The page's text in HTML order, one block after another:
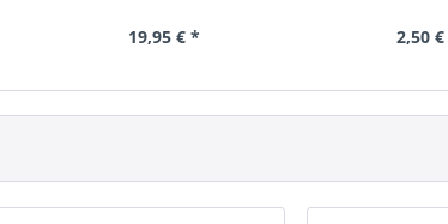
19,95 € * 2,50